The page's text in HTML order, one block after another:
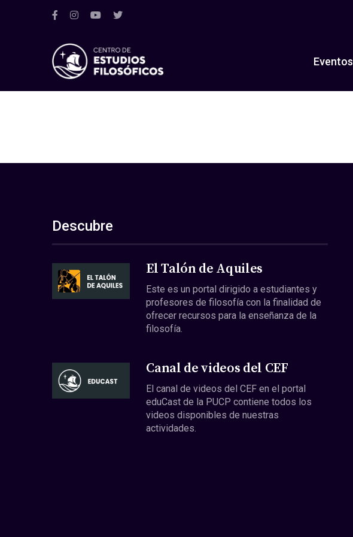
Eventos
Descubre
El Talón de Aquiles
Este es un portal dirigido a estudiantes y
profesores de filosofía con la finalidad de
ofrecer recursos para la enseñanza de la
filosofía.
Canal de videos del CEF
El canal de videos del CEF en el portal
eduCast de la PUCP contiene todos los
videos disponibles de nuestras
actividades.